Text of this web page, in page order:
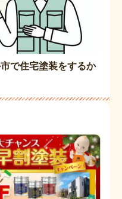
で住宅塗装をするか